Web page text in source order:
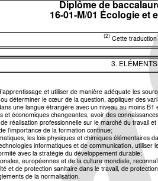
Diplôme de
16-01-M/01 Écologie et
(2) Cette
3.
et utiliser de manière adéquate les
déterminer le cœur de la question, appliquer des
une langue étrangère avec un niveau au moins
et économiques changeantes, avoir des
réalisation professionnelle sur le marché du travail
l’importance de la formation continue;
les lois physiques et chimiques élémentaires
informatiques et de communication,
avec la stratégie du développement durable;
européennes et de la culture mondiale,
et de protection sanitaire dans le travail, de
de la normalisation.